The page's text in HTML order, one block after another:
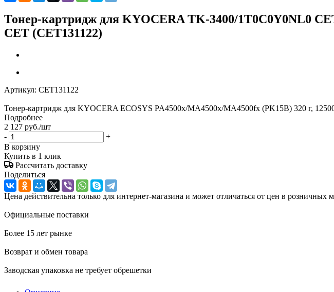
Тонер-картридж для KYOCERA TK-3400/1T0C0Y0NL0
CET (CET131122)
Артикул: CET131122
Тонер-картридж для KYOCERA ECOSYS PA4500x/MA4500x/MA4500fx (PK15B) 320 г,
Подробнее
2 127 руб./шт
-
+
В корзину
Купить в 1 клик
Рассчитать доставку
Поделиться
Цена действительна только для интернет-магазина и может отличаться от цен в розничных
Официальные поставки
Более 15 лет рынке
Возврат и обмен товара
Заводская упаковка не требует обрешетки